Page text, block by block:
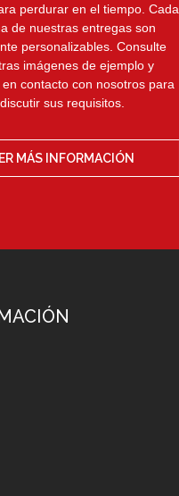
perdurar en el tiempo. Cada
de nuestras entregas son
personalizables. Consulte
imágenes de ejemplo y
contacto con nosotros para
discutir sus requisitos.
MÁS INFORMACIÓN